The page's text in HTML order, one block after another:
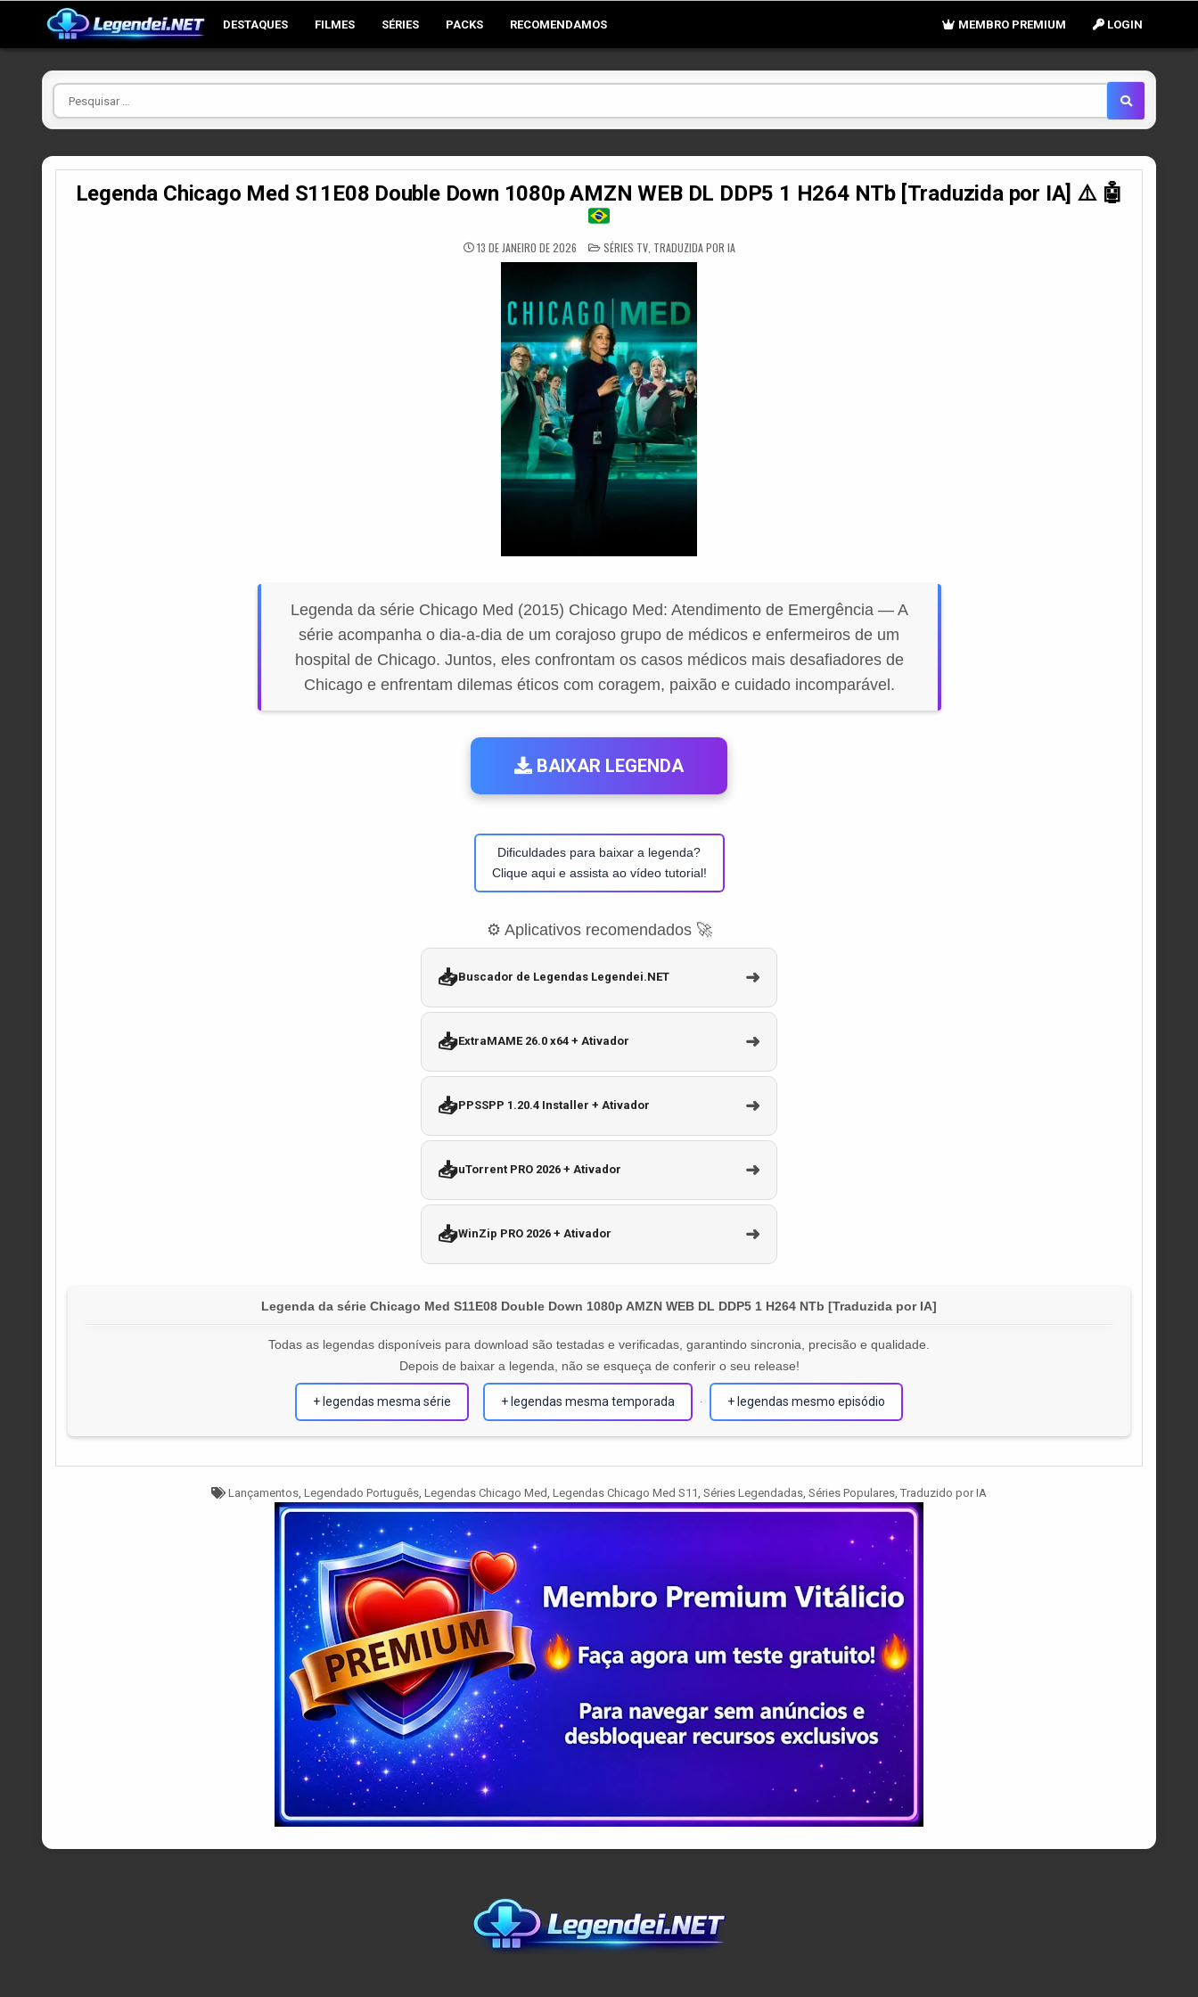
DESTAQUES FILMES SÉRIES PACKS RECOMENDAMOS LOGIN
MEMBRO PREMIUM
Pesquisar
por
Legenda Chicago Med S11E08 Double Down 1080p AMZN WEB DL DDP5 1 H264 NTb [Traduzida por IA] ⚠️ 🤖
13 DE JANEIRO DE 2026 POSTED
IN
SÉRIES TV, TRADUZIDA POR IA
Legenda da série Chicago Med (2015) Chicago Med: Atendimento de Emergência — A
série acompanha o dia-a-dia de um corajoso grupo de médicos e enfermeiros de um
hospital de Chicago. Juntos, eles confrontam os casos médicos mais desafiadores de
Chicago e enfrentam dilemas éticos com coragem, paixão e cuidado incomparável.
BAIXAR LEGENDA
Dificuldades para baixar a legenda?
Clique aqui e assista ao vídeo tutorial!
⚙️ Aplicativos recomendados 🚀
📥Buscador de Legendas Legendei.NET ➜
📥ExtraMAME 26.0 x64 + Ativador ➜
📥PPSSPP 1.20.4 Installer + Ativador ➜
📥uTorrent PRO 2026 + Ativador ➜
📥WinZip PRO 2026 + Ativador ➜
Legenda da série Chicago Med S11E08 Double Down 1080p AMZN WEB DL DDP5 1 H264 NTb [Traduzida por IA]
Todas as legendas disponíveis para download são testadas e verificadas, garantindo sincronia, precisão e qualidade.
Depois de baixar a legenda, não se esqueça de conferir o seu release!
+ legendas mesma série + legendas mesma temporada · + legendas mesmo episódio
Tagged
Lançamentos Legendado Português Legendas Chicago Med Legendas Chicago Med S11 Séries Legendadas Séries Populares Traduzido por IA